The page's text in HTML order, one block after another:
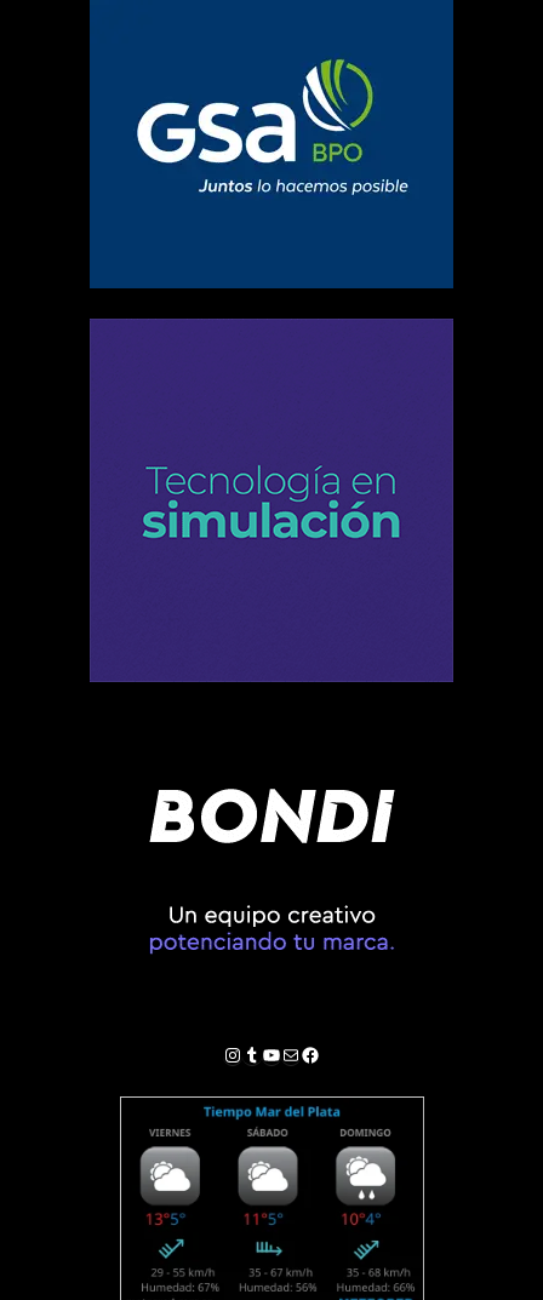
Instagram
Tumblr
YouTube
Correo electrónico
Facebook